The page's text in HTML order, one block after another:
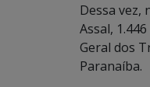
Dessa vez,
Assal,
Geral dos
Paranaíba.